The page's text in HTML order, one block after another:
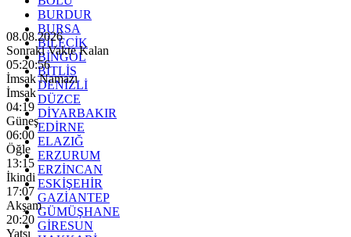
BURDUR
BURSA
BİLECİK
BİNGÖL
BİTLİS
DENİZLİ
DÜZCE
DİYARBAKIR
EDİRNE
ELAZIĞ
ERZURUM
ERZİNCAN
ESKİŞEHİR
GAZİANTEP
GÜMÜŞHANE
GİRESUN
08.08.2026
Sonraki Vakte Kalan
05:20:55
İmsak Namazı
İmsak
04:19
Güneş
06:00
Öğle
13:15
İkindi
17:07
Akşam
20:20
Yatsı